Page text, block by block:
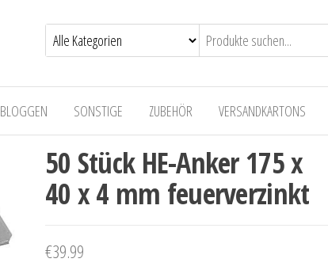
BLOGGEN SONSTIGE ZUBEHÖR VERSANDKARTONS
50 Stück HE-Anker 175 x
40 x 4 mm feuerverzinkt
€39.99